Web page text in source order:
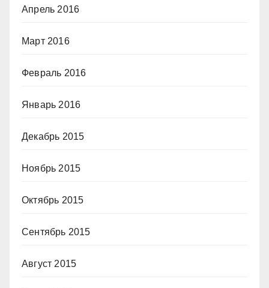
Апрель 2016
Март 2016
Февраль 2016
Январь 2016
Декабрь 2015
Ноябрь 2015
Октябрь 2015
Сентябрь 2015
Август 2015